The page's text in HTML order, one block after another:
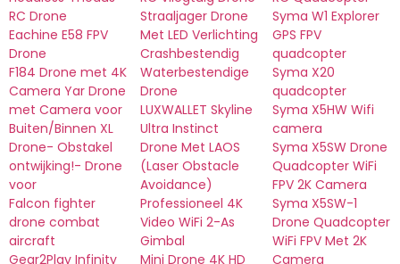
RC Drone
Eachine E58 FPV
Drone
F184 Drone met 4K
Camera Yar Drone
met Camera voor
Buiten/Binnen XL
Drone- Obstakel
ontwijking!- Drone
voor
Falcon fighter
drone combat
aircraft
Gear2Play Infinity
Straaljager Drone
Met LED Verlichting
Crashbestendig
Waterbestendige
Drone
LUXWALLET Skyline
Ultra Instinct
Drone Met LAOS
(Laser Obstacle
Avoidance)
Professioneel 4K
Video WiFi 2-As
Gimbal
Mini Drone 4K HD
Syma W1 Explorer
GPS FPV
quadcopter
Syma X20
quadcopter
Syma X5HW Wifi
camera
Syma X5SW Drone
Quadcopter WiFi
FPV 2K Camera
Syma X5SW-1
Drone Quadcopter
WiFi FPV Met 2K
Camera